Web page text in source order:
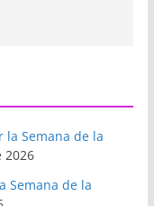
la Semana de la
2026
Semana de la